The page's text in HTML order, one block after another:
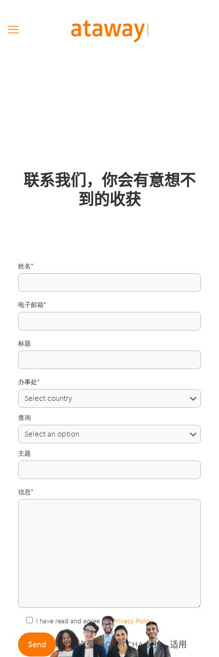
联系我们，你会有意想不
到的收获
姓名*
电子邮箱*
标题
办事处*
查询
主题
信息*
I have read and agree thePrivacy Policy.
此站点受 reCAPTCHA 保护，适用